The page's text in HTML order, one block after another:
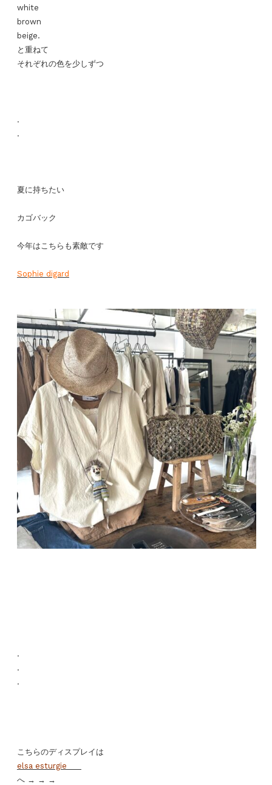
white
brown
beige.
と重ねて
それぞれの色を少しずつ
.
.
夏に持ちたい
カゴバック
今年はこちらも素敵です
Sophie digard
.
.
.
こちらのディスプレイは
elsa esturgie
へ → → →